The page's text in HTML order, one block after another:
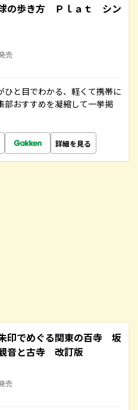
の歩き方 Ｐｌａｔ シン
売
ひと目でわかる、軽くて携帯に
部おすすめを凝縮して一挙掲
詳細を見る
印でめぐる関東の百寺 坂
音と古寺 改訂版
売